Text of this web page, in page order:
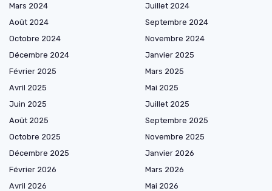
Mars 2024
Juillet 2024
Août 2024
Septembre 2024
Octobre 2024
Novembre 2024
Décembre 2024
Janvier 2025
Février 2025
Mars 2025
Avril 2025
Mai 2025
Juin 2025
Juillet 2025
Août 2025
Septembre 2025
Octobre 2025
Novembre 2025
Décembre 2025
Janvier 2026
Février 2026
Mars 2026
Avril 2026
Mai 2026